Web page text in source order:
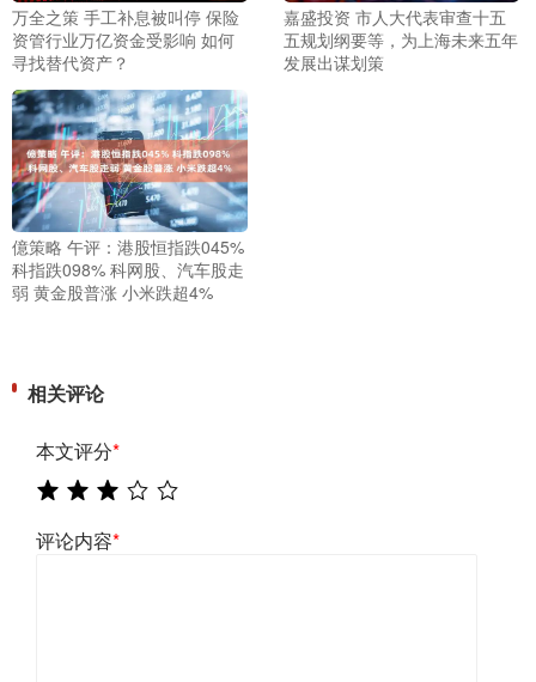
万全之策 手工补息被叫停 保险
资管行业万亿资金受影响 如何
寻找替代资产？
嘉盛投资 市人大代表审查十五
五规划纲要等，为上海未来五年
发展出谋划策
億策略 午评：港股恒指跌045%
科指跌098% 科网股、汽车股走
弱 黄金股普涨 小米跌超4%
相关评论
本文评分*
评论内容*